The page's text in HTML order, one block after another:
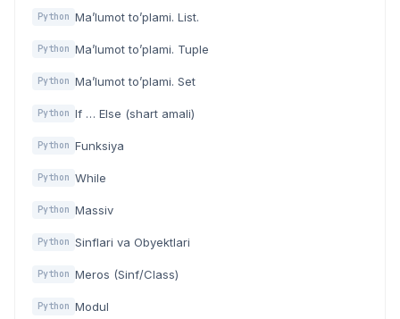
Python Ma’lumot to’plami. List.
Python Ma’lumot to’plami. Tuple
Python Ma’lumot to’plami. Set
Python If … Else (shart amali)
Python Funksiya
Python While
Python Massiv
Python Sinflari va Obyektlari
Python Meros (Sinf/Class)
Python Modul